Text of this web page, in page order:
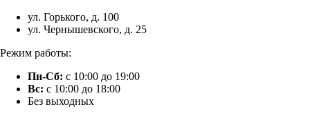
ул. Горького, д. 100
ул. Чернышевского, д. 25
Режим работы:
Пн-Сб: с 10:00 до 19:00
Вс: с 10:00 до 18:00
Без выходных